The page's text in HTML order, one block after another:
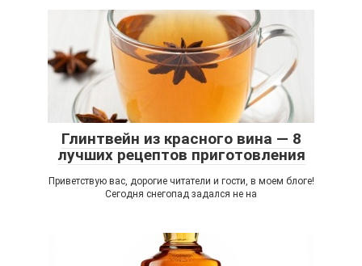
Глинтвейн из красного вина — 8
лучших рецептов приготовления
Приветствую вас, дорогие читатели и гости, в моем блоге!
Сегодня снегопад задался не на